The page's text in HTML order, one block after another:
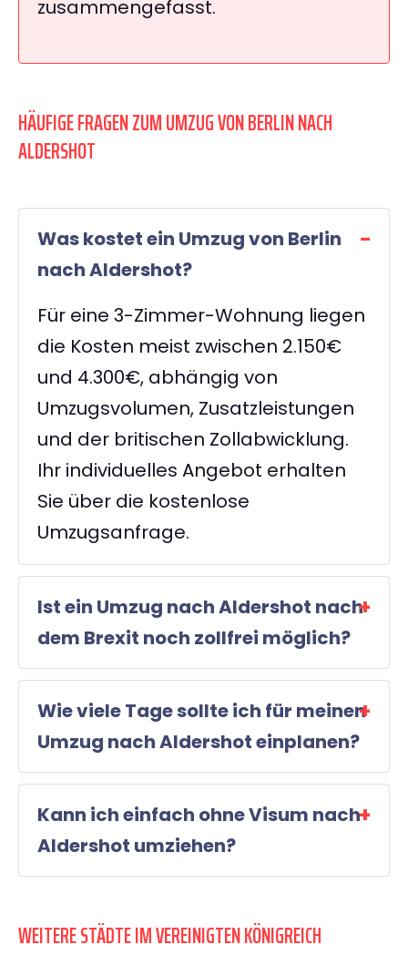
zusammengefasst.
HÄUFIGE FRAGEN ZUM UMZUG VON BERLIN NACH
ALDERSHOT
Was kostet ein Umzug von Berlin
nach Aldershot?
Für eine 3-Zimmer-Wohnung liegen
die Kosten meist zwischen 2.150€
und 4.300€, abhängig von
Umzugsvolumen, Zusatzleistungen
und der britischen Zollabwicklung.
Ihr individuelles Angebot erhalten
Sie über die kostenlose
Umzugsanfrage.
Ist ein Umzug nach Aldershot nach
dem Brexit noch zollfrei möglich?
Wie viele Tage sollte ich für meinen
Umzug nach Aldershot einplanen?
Kann ich einfach ohne Visum nach
Aldershot umziehen?
WEITERE STÄDTE IM VEREINIGTEN KÖNIGREICH